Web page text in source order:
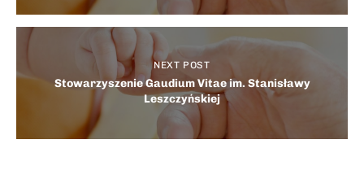
NEXT POST
Stowarzyszenie Gaudium Vitae im. Stanisławy
Leszczyńskiej